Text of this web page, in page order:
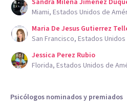
Sandra Milena Jimenez
Miami, Estados Unidos de
Maria De Jesus Gutierrez
San Francisco, Estados
Jessica Perez Rubio
Florida, Estados Unidos de
Psicólogos nominados y premiados